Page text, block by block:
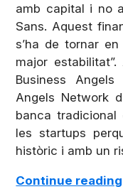
amb capital i no
Sans. Aquest
s’ha de tornar
major estabilitat”.
Business Angels
Angels Network
banca
les startups
històric i amb un
Continue reading